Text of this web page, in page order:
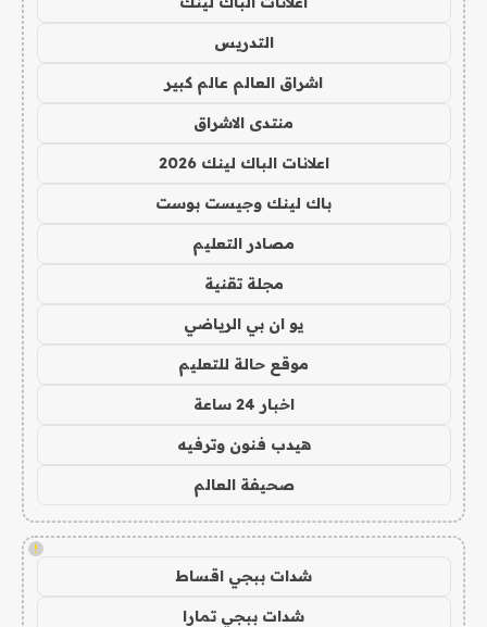
التدريس
اشراق العالم عالم كبير
منتدى الاشراق
اعلانات الباك لينك 2026
باك لينك وجيست بوست
مصادر التعليم
مجلة تقنية
يو ان بي الرياضي
موقع حالة للتعليم
اخبار 24 ساعة
هيدب فنون وترفيه
صحيفة العالم
!
شدات ببجي اقساط
شدات ببجي تمارا